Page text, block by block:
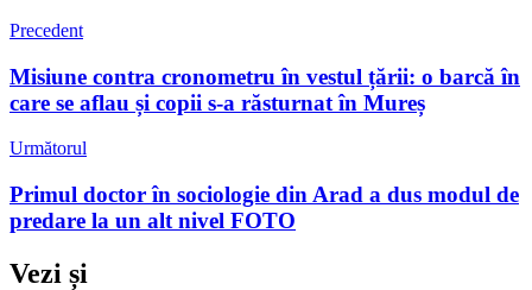
Precedent
Misiune contra cronometru în vestul țării: o barcă în
care se aflau și copii s-a răsturnat în Mureș
Următorul
Primul doctor în sociologie din Arad a dus modul de
predare la un alt nivel FOTO
Vezi și